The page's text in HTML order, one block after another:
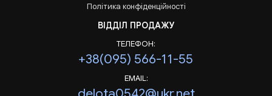
Політика конфіденційності
ВІДДІЛ ПРОДАЖУ
ТЕЛЕФОН:
+38(095) 566-11-55
EMAIL: